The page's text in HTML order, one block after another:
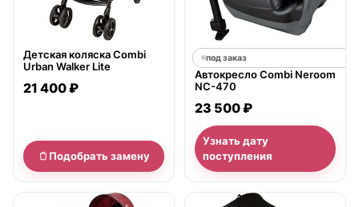
Детская коляска Combi
Urban Walker Lite
21 400 ₽
Подобрать замену
под заказ
Автокресло Combi Neroom
NC-470
23 500 ₽
Узнать дату
поступления